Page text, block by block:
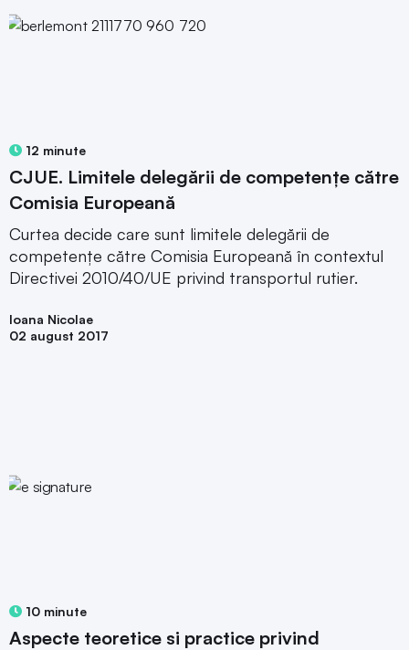
12 minute
CJUE. Limitele delegării de competențe către
Comisia Europeană
Curtea decide care sunt limitele delegării de
competențe către Comisia Europeană în contextul
Directivei 2010/40/UE privind transportul rutier.
Ioana Nicolae
02 august 2017
10 minute
Aspecte teoretice si practice privind